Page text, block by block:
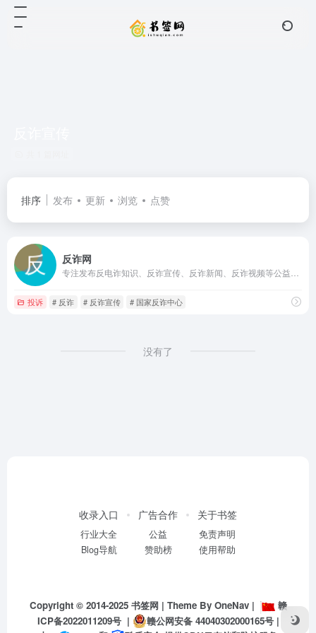
排序 发布 更新 浏览 点赞
反诈网
投诉 # 反诈 # 反诈宣传 # 国家反诈中心
没有了
收录入口
行业大全
Blog导航
广告合作
公益
赞助榜
关于书签
免责声明
使用帮助
Copyright © 2014-2025 书签网 | Theme By OneNav|
赣
ICP备2022011209号| 赣公网安备 44040302000165号|